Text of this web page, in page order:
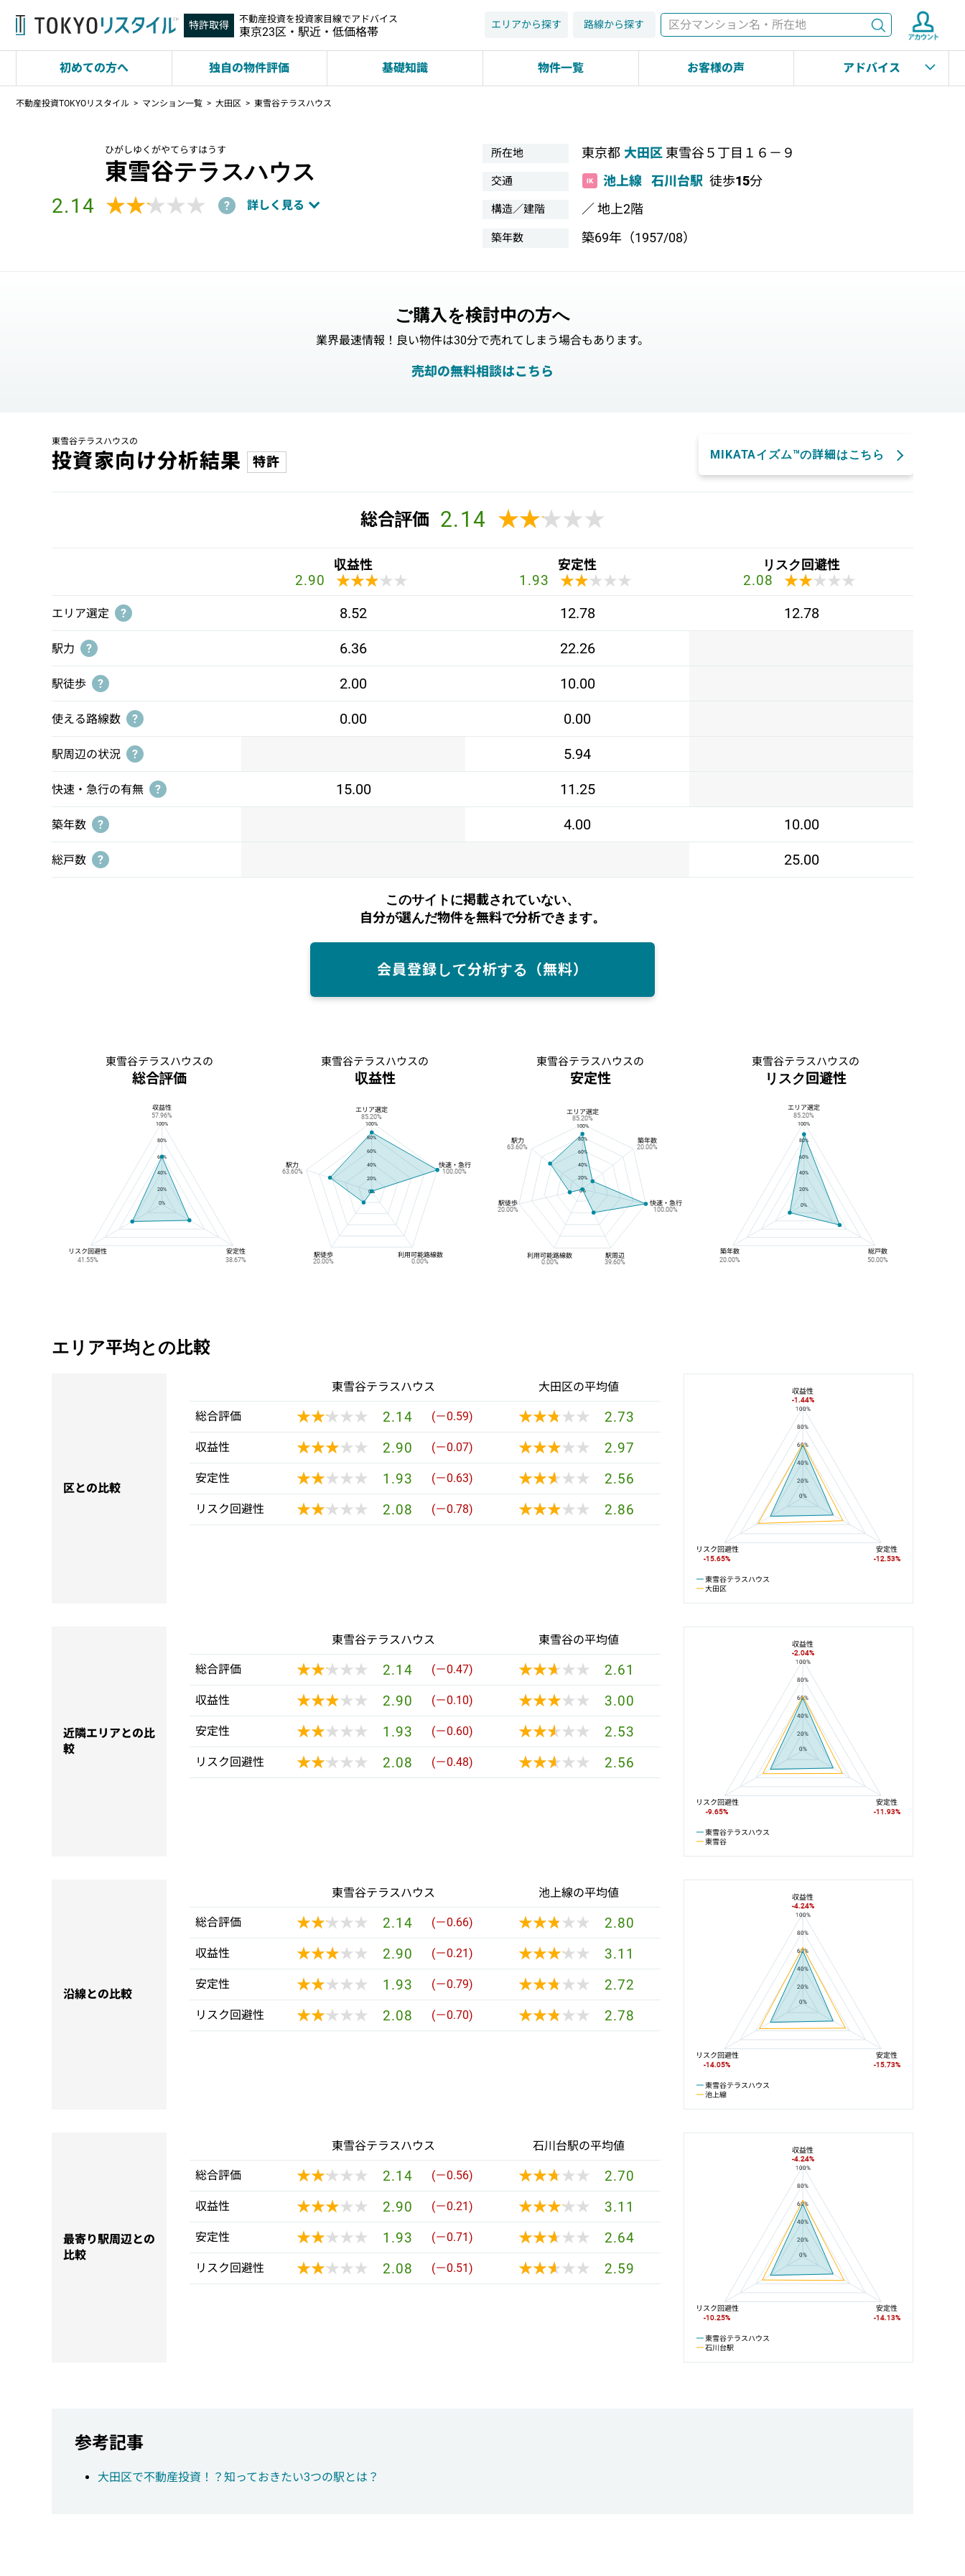
特許取得 不動産投資を投資家目線でアドバイス
東京23区・駅近・低価格帯
検索
エリアから探す 路線から探す
初めての方へ 独自の物件評価 基礎知識 物件一覧 お客様の声 アドバイス
不動産投資TOKYOリスタイル マンション一覧 大田区 東雪谷テラスハウス
ひがしゆくがやてらすはうす
東雪谷テラスハウス
2.14 ★★★★★
★★★★★ ? 詳しく見る
所在地 東京都 大田区 東雪谷５丁目１６－９
交通 池上線 石川台駅 徒歩15分
構造／建階 ／ 地上2階
築年数 築69年（1957/08）
ご購入を検討中の方へ
業界最速情報！良い物件は30分で売れてしまう場合もあります。
売却の無料相談はこちら
東雪谷テラスハウスの
投資家向け分析結果 特許 MIKATAイズム™の詳細はこちら
総合評価 2.14 ★★★★★
★★★★★
収益性
2.90 ★★★★★
★★★★★
安定性
1.93 ★★★★★
★★★★★
リスク回避性
2.08 ★★★★★
★★★★★
エリア選定 ? 8.52 12.78 12.78
駅力 ? 6.36 22.26
駅徒歩 ? 2.00 10.00
使える路線数 ? 0.00 0.00
駅周辺の状況 ? 5.94
快速・急行の有無 ? 15.00 11.25
築年数 ? 4.00 10.00
総戸数 ? 25.00
このサイトに掲載されていない、
自分が選んだ物件を無料で分析できます。
会員登録して分析する（無料）
東雪谷テラスハウスの
総合評価
東雪谷テラスハウスの総合評価
100%
80%
60%
40%
20%
0%
収益性
57.96%
リスク回避性
41.55%
安定性
38.67%
東雪谷テラスハウスの
収益性
東雪谷テラスハウスの収益性
100%
80%
60%
40%
20%
0%
エリア選定
85.20%
駅力
63.60%
駅徒歩
20.00%
利用可能路線数
0.00%
快速・急行
100.00%
東雪谷テラスハウスの
安定性
100%
80%
60%
40%
20%
0%
エリア選定
85.20%
駅力
63.60%
駅徒歩
20.00%
利用可能路線数
0.00%
駅周辺
39.60%
快速・急行
100.00%
築年数
20.00%
東雪谷テラスハウスの
リスク回避性
東雪谷テラスハウスのリスク回避性
100%
80%
60%
40%
20%
0%
エリア選定
85.20%
築年数
20.00%
総戸数
50.00%
エリア平均との比較
区との比較
東雪谷テラスハウス 大田区の平均値
総合評価 ★★★★★
★★★★★ 2.14 (－0.59) ★★★★★
★★★★★ 2.73
収益性 ★★★★★
★★★★★ 2.90 (－0.07) ★★★★★
★★★★★ 2.97
安定性 ★★★★★
★★★★★ 1.93 (－0.63) ★★★★★
★★★★★ 2.56
リスク回避性 ★★★★★
★★★★★ 2.08 (－0.78) ★★★★★
★★★★★ 2.86
東雪谷テラスハウスと大田区の平均値の総合評価の比較
100%
80%
60%
40%
20%
0%
東雪谷テラスハウス
大田区
収益性
-1.44%
リスク回避性
-15.65%
安定性
-12.53%
近隣エリアとの比
較
東雪谷テラスハウス 東雪谷の平均値
総合評価 ★★★★★
★★★★★ 2.14 (－0.47) ★★★★★
★★★★★ 2.61
収益性 ★★★★★
★★★★★ 2.90 (－0.10) ★★★★★
★★★★★ 3.00
安定性 ★★★★★
★★★★★ 1.93 (－0.60) ★★★★★
★★★★★ 2.53
リスク回避性 ★★★★★
★★★★★ 2.08 (－0.48) ★★★★★
★★★★★ 2.56
東雪谷テラスハウスと東雪谷の平均値の総合評価の比較
100%
80%
60%
40%
20%
0%
東雪谷テラスハウス
東雪谷
収益性
-2.04%
リスク回避性
-9.65%
安定性
-11.93%
沿線との比較
東雪谷テラスハウス 池上線の平均値
総合評価 ★★★★★
★★★★★ 2.14 (－0.66) ★★★★★
★★★★★ 2.80
収益性 ★★★★★
★★★★★ 2.90 (－0.21) ★★★★★
★★★★★ 3.11
安定性 ★★★★★
★★★★★ 1.93 (－0.79) ★★★★★
★★★★★ 2.72
リスク回避性 ★★★★★
★★★★★ 2.08 (－0.70) ★★★★★
★★★★★ 2.78
東雪谷テラスハウスと池上線の平均値の総合評価の比較
100%
80%
60%
40%
20%
0%
東雪谷テラスハウス
池上線
収益性
-4.24%
リスク回避性
-14.05%
安定性
-15.73%
最寄り駅周辺との
比較
東雪谷テラスハウス 石川台駅の平均値
総合評価 ★★★★★
★★★★★ 2.14 (－0.56) ★★★★★
★★★★★ 2.70
収益性 ★★★★★
★★★★★ 2.90 (－0.21) ★★★★★
★★★★★ 3.11
安定性 ★★★★★
★★★★★ 1.93 (－0.71) ★★★★★
★★★★★ 2.64
リスク回避性 ★★★★★
★★★★★ 2.08 (－0.51) ★★★★★
★★★★★ 2.59
東雪谷テラスハウスと石川台駅の平均値の総合評価の比較
100%
80%
60%
40%
20%
0%
東雪谷テラスハウス
石川台駅
収益性
-4.24%
リスク回避性
-10.25%
安定性
-14.13%
参考記事
大田区で不動産投資！？知っておきたい3つの駅とは？